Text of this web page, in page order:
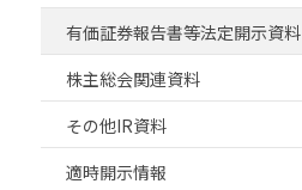
有価証券報告書等法定開示資料
株主総会関連資料
その他IR資料
適時開示情報